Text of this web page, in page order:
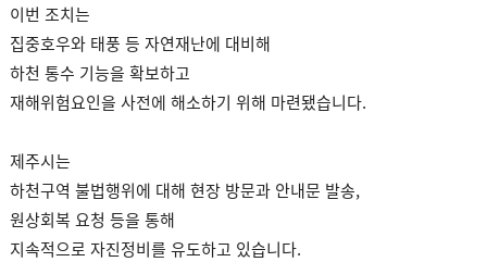
이번 조치는
집중호우와 태풍 등 자연재난에 대비해
하천 통수 기능을 확보하고
재해위험요인을 사전에 해소하기 위해 마련됐습니다.
제주시는
하천구역 불법행위에 대해 현장 방문과 안내문 발송,
원상회복 요청 등을 통해
지속적으로 자진정비를 유도하고 있습니다.